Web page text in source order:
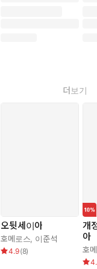
더보기
오뒷세이아
호메로스, 이준석
4.9(8)
개
아
호